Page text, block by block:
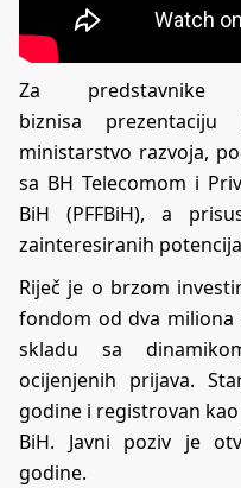
Za
biznisa prezentaciju
ministarstvo razvoja,
sa BH Telecomom i
BiH (PFFBiH), a
zainteresiranih
Riječ je o brzom
fondom od dva miliona
skladu sa
ocijenjenih prijava.
godine i registrovan
BiH. Javni poziv je
godine.